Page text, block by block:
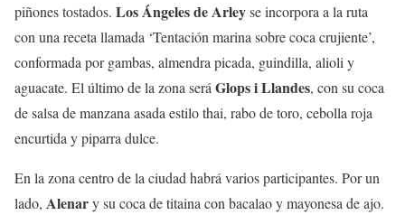
piñones tostados. Los Ángeles de Arleyse incorpora a la ruta
con una receta llamada ‘Tentación marina sobre coca crujiente’,
conformada por gambas, almendra picada, guindilla, alioli y
aguacate. El último de la zona seráGlops i Llandes, con su coca
de salsa de manzana asada estilo thai, rabo de toro, cebolla roja
encurtida y piparra dulce.
En la zona centro de la ciudad habrá varios participantes. Por un
lado, Alenary su coca de titaina con bacalao y mayonesa de ajo.